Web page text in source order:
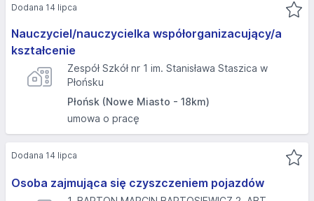
Nauczyciel/nauczycielka współorganizacujący/a
kształcenie
Zespół Szkół nr 1 im. Stanisława Staszica w
Płońsku
Płońsk (Nowe Miasto - 18km)
umowa o pracę
Dodana 14 lipca
Osoba zajmująca się czyszczeniem pojazdów
Dodana 14 lipca